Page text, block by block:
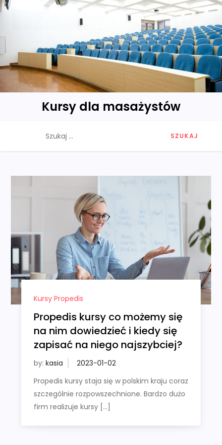
Skip
Kursy dla masażystów
Kursy Propedis
Propedis kursy co możemy się
na nim dowiedzieć i kiedy się
zapisać na niego najszybciej?
by: kasia
Propedis kursy staja się w polskim kraju coraz
szczególnie rozpowszechnione. Bardzo dużo
firm realizuje kursy […]